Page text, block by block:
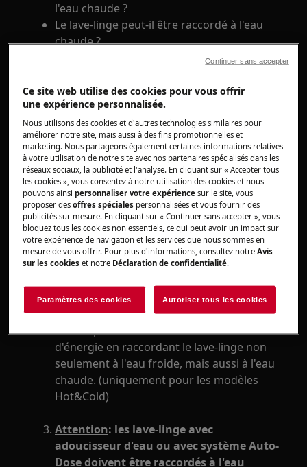
l'eau chaude ?
Le lave-linge peut-il être raccordé à l'eau
chaude ?
Machine à laver
Solution
Nos lave-linge et lave-linge séchant actuels
sont spécialement conçus pour un
raccordement à l'eau froide. Un
raccordement à l'eau chaude n'est pas
recommandé.
Il n'est pas possible de raccorder votre
lave-linge à un branchement d'eau chaude.
en eau ne doit pas dépasser 25 °C.
Hot&Cold, raccord à l'eau chaude jusqu'à
60°C: Optimisez votre consommation
d'énergie en raccordant le lave-linge non
seulement à l'eau froide, mais aussi à l'eau
chaude. (uniquement pour les modèles
Hot&Cold)
Attention: les lave-linge avec
adoucisseur d'eau ou avec système Auto-
Dose doivent être raccordés à l'eau
Ce site web utilise des cookies pour vous offrir
une expérience personnalisée.
Nous utilisons des cookies et d'autres technologies similaires pour
améliorer notre site, mais aussi à des fins promotionnelles et
marketing. Nous partageons également certaines informations relatives
à votre utilisation de notre site avec nos partenaires spécialisés dans les
réseaux sociaux, la publicité et l'analyse. En cliquant sur « Accepter tous
les cookies », vous consentez à notre utilisation des cookies et nous
pouvons ainsipersonnaliser votre expériencesur le site, vous
proposer desoffres spéciales personnalisées et vous fournir des
publicités sur mesure. En cliquant sur « Continuer sans accepter », vous
bloquez tous les cookies non essentiels, ce qui peut avoir un impact sur
votre expérience de navigation et les services que nous sommes en
mesure de vous offrir. Pour plus d'informations, consultez notreAvis
sur les cookies et notre Déclaration de confidentialité.
Paramètres des cookies Autoriser tous les cookies
Continuer sans accepter